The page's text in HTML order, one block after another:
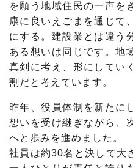
を願う地域住民の一声を
康に良いえごまを通じて
にする。建設業とは違う
ある想いは同じです。地
真剣に考え、形にしてい
割だと考えています。
昨年、役員体制を新たに
想いを受け継ぎながら、
へと歩みを進めました。
社員は約30名と決して大